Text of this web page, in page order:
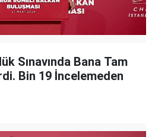
Sınavında Bana Tam
Bin 19 İncelemeden